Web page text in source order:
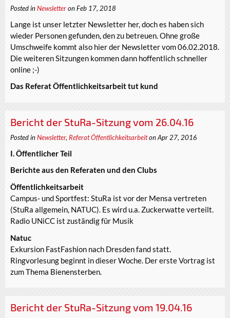
Posted inNewsletteron Feb 17, 2018
Lange ist unser letzter Newsletter her, doch es haben sich
wieder Personen gefunden, den zu betreuen. Ohne große
Umschweife kommt also hier der Newsletter vom 06.02.2018.
Die weiteren Sitzungen kommen dann hoffentlich schneller
online ;-)
Das Referat Öffentlichkeitsarbeit tut kund
Bericht der StuRa-Sitzung vom 26.04.16
Posted inNewsletter, Referat Öffentlichkeitsarbeiton Apr 27, 2016
I. Öffentlicher Teil
Berichte aus den Referaten und den Clubs
Öffentlichkeitsarbeit
Campus- und Sportfest: StuRa ist vor der Mensa vertreten
(StuRa allgemein, NATUC). Es wird u.a. Zuckerwatte verteilt.
Radio UNiCC ist zuständig für Musik
Natuc
Exkursion FastFashion nach Dresden fand statt.
Ringvorlesung beginnt in dieser Woche. Der erste Vortrag ist
zum Thema Bienensterben.
Bericht der StuRa-Sitzung vom 19.04.16